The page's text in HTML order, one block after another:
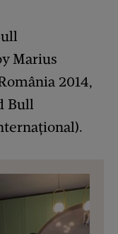
Marius
2014,
Bull